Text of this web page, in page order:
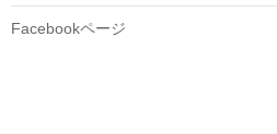
Facebookページ